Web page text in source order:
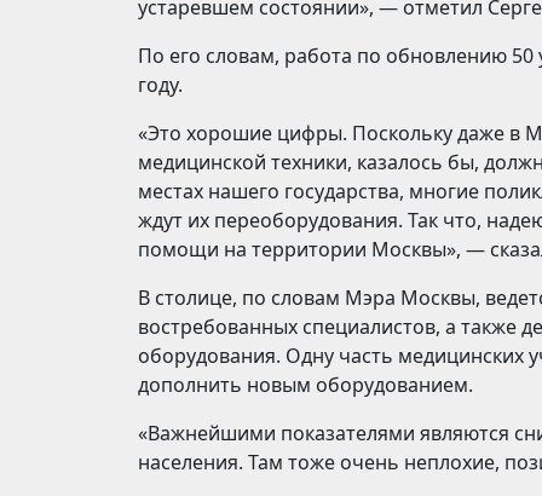
устаревшем состоянии», — отметил
По его словам, работа по обновлению
году.
«Это хорошие цифры. Поскольку даже в
медицинской техники, казалось бы,
местах нашего государства, многие
ждут их переоборудования. Так что,
помощи на территории Москвы», —
В столице, по словам Мэра Москвы,
востребованных специалистов, а также
оборудования. Одну часть медицинских
дополнить новым оборудованием.
«Важнейшими показателями являются
населения. Там тоже очень неплохие,